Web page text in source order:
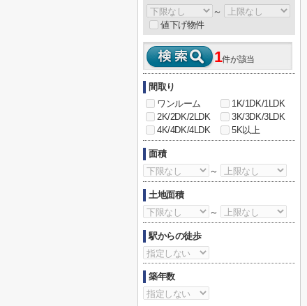
～
値下げ物件
1件が該当
間取り
ワンルーム
1K/1DK/1LDK
2K/2DK/2LDK
3K/3DK/3LDK
4K/4DK/4LDK
5K以上
面積
～
土地面積
～
駅からの徒歩
築年数